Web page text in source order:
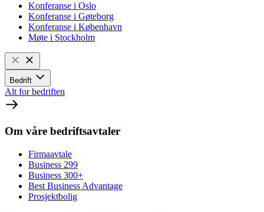
Konferanse i Oslo
Konferanse i Gøteborg
Konferanse i København
Møte i Stockholm
Bedrift
Alt for bedriften
Om våre bedriftsavtaler
Firmaavtale
Business 299
Business 300+
Best Business Advantage
Prosjektbolig